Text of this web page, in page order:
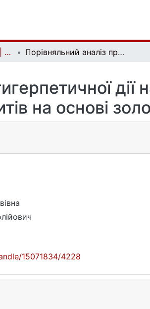
Бакалаврські роботи | Bachelor theses Порівняльний аналіз протигерпетичної дії наночастинок та нанокомпозитів на основі золота
дії
на основі
15071834/4228